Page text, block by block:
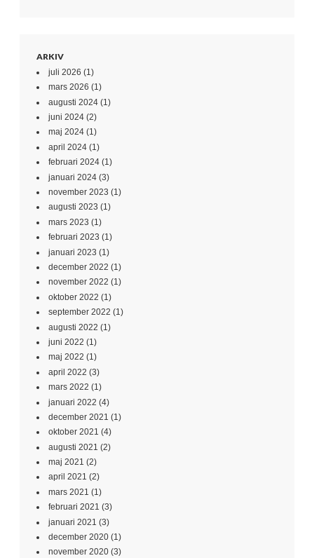
ARKIV
juli 2026 (1)
mars 2026 (1)
augusti 2024 (1)
juni 2024 (2)
maj 2024 (1)
april 2024 (1)
februari 2024 (1)
januari 2024 (3)
november 2023 (1)
augusti 2023 (1)
mars 2023 (1)
februari 2023 (1)
januari 2023 (1)
december 2022 (1)
november 2022 (1)
oktober 2022 (1)
september 2022 (1)
augusti 2022 (1)
juni 2022 (1)
maj 2022 (1)
april 2022 (3)
mars 2022 (1)
januari 2022 (4)
december 2021 (1)
oktober 2021 (4)
augusti 2021 (2)
maj 2021 (2)
april 2021 (2)
mars 2021 (1)
februari 2021 (3)
januari 2021 (3)
december 2020 (1)
november 2020 (3)